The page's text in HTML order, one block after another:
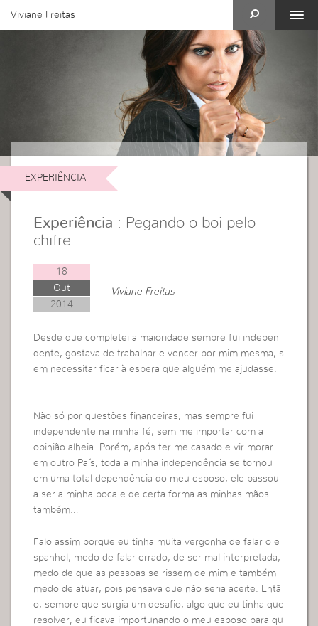
Viviane Freitas
EXPERIÊNCIA
Experiência : Pegando o boi pelo
chifre
18
Out
2014
Viviane Freitas
Desde que completei a maioridade sempre fui indepen
dente, gostava de trabalhar e vencer por mim mesma, s
em necessitar ficar à espera que alguém me ajudasse.
Não só por questões financeiras, mas sempre fui
independente na minha fé, sem me importar com a
opinião alheia. Porém, após ter me casado e vir morar
em outro País, toda a minha independência se tornou
em uma total dependência do meu esposo, ele passou
a ser a minha boca e de certa forma as minhas mãos
também…
Falo assim porque eu tinha muita vergonha de falar o e
spanhol, medo de falar errado, de ser mal interpretada,
medo de que as pessoas se rissem de mim e também
medo de atuar, pois pensava que não seria aceite. Entã
o, sempre que surgia um desafio, algo que eu tinha que
resolver, eu ficava importunando o meu esposo para qu